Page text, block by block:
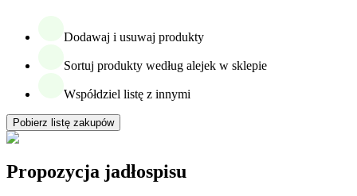
Dodawaj i usuwaj produkty
Sortuj produkty według alejek w sklepie
Współdziel listę z innymi
Pobierz listę zakupów
Propozycja jadłospisu